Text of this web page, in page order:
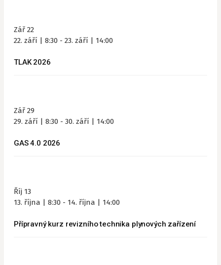
Zář 22
22. září | 8:30 - 23. září | 14:00
TLAK 2026
Zář 29
29. září | 8:30 - 30. září | 14:00
GAS 4.0 2026
Říj 13
13. října | 8:30 - 14. října | 14:00
Přípravný kurz revizního technika plynových zařízení